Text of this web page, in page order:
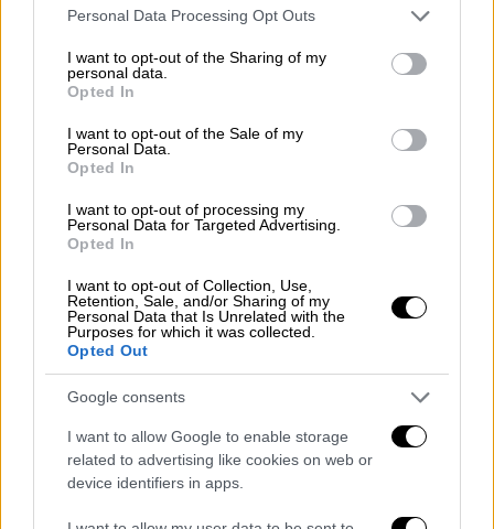
Please note that this website/app uses one or more Google
not limited to your visit or usage behaviour. You may click to
grant or deny consent to Google and its third-party tags to
use your data for below specified purposes in below Google
consent section.
Personal Data Processing Opt Outs
I want to opt-out of the Sharing of my
personal data.
Opted In
I want to opt-out of the Sale of my
Personal Data.
Opted In
I want to opt-out of processing my
Personal Data for Targeted Advertising.
Opted In
I want to opt-out of Collection, Use,
Retention, Sale, and/or Sharing of my
Personal Data that Is Unrelated with the
Purposes for which it was collected.
Opted Out
Google consents
I want to allow Google to enable storage
related to advertising like cookies on web or
device identifiers in apps.
«ευλογίες» του Μητροπολίτη -
«Τερατογραφήματα τα έργα»
Ο Μητροπολίτης Νικόλαος δεν «εγκρίνει»